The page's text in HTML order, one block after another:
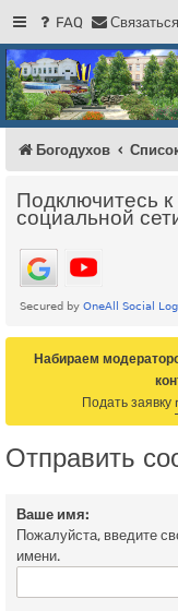
FAQ Связаться
Регистрация
Форум
Богодухов
Богодухов
Подключитесь
социальной
Набираем
Подать заявку
Отправить
Ваше имя:
Пожалуйста, введите
имени.